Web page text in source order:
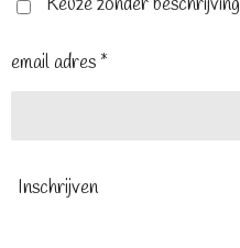
t
m
Keuze zonder beschrijving
email adres *
Inschrijven